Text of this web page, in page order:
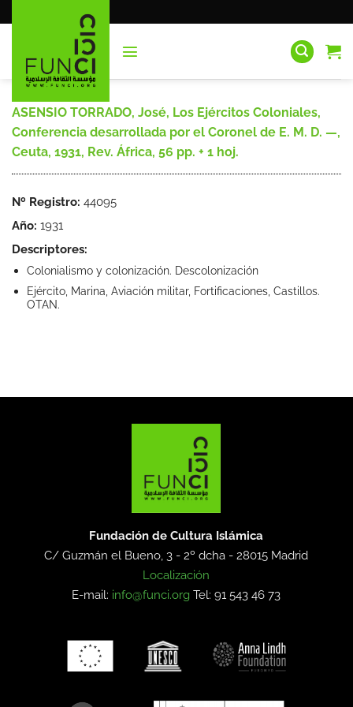
al
ASENSIO TORRADO, José, Los Ejércitos Coloniales,
Conferencia desarrollada por el Coronel de E. M. D. —,
Ceuta, 1931, Rev. África, 56 pp. + 1 hoj.
Nº Registro: 44095
Año: 1931
Descriptores:
Colonialismo y colonización. Descolonización
Ejército, Marina, Aviación militar, Fortificaciones, Castillos.
OTAN.
Fundación de Cultura Islámica
C/ Guzmán el Bueno, 3 - 2º dcha -28015 Madrid
Localización
E-mail: info@funci.org Tel: 91 543 46 73